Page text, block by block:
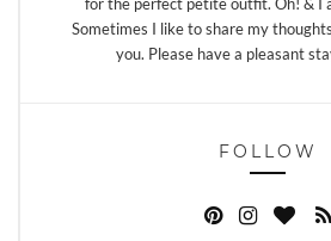
Sometimes I like to share my
you. Please have a pleasant
FOLLOW